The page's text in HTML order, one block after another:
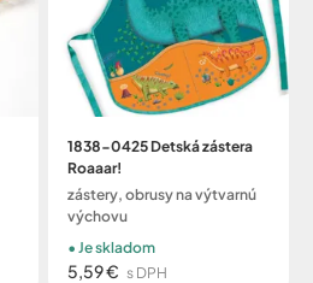
1838-0425 Detská zástera
Roaaar!
zástery, obrusy na výtvarnú
výchovu
5,59 € s DPH
Je skladom